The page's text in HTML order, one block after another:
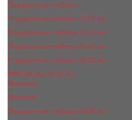
Подарочные наборы
Подарочные наборы 2x15 мл
Подарочные наборы 3х15 мл
Подарочные наборы 3x50 мл
Подарочные наборы 3x20 мл
Наборы 3х20 мл
Женские
Мужские
Подарочные наборы 3х30 мл